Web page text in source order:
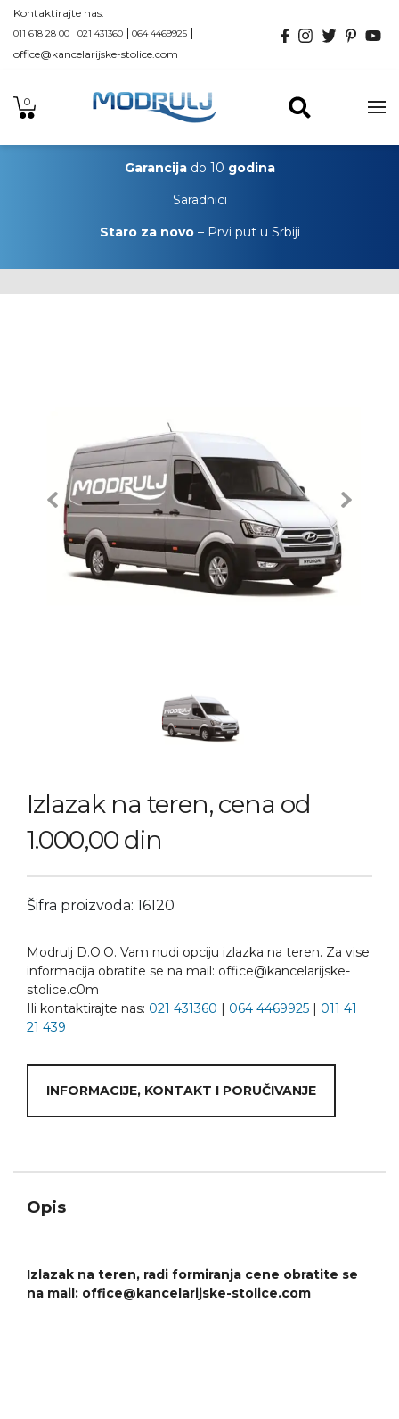
Kontaktirajte nas:
011 618 28 00 021 431360 064 4469925
office@kancelarijske-stolice.com
0
Garancijado 10 godina
Saradnici
Staro za novo– Prvi put u Srbiji
Previous Next
Izlazak na teren, cena od
1.000,00 din
Šifra proizvoda: 16120
Modrulj D.O.O. Vam nudi opciju izlazka na teren. Za vise
informacija obratite se na mail: office@kancelarijske-
stolice.c0m
Ili kontaktirajte nas: 021 431360 | 064 4469925 | 011 41
21 439
INFORMACIJE, KONTAKT I PORUČIVANJE
Opis
Izlazak na teren, radi formiranja cene obratite se
na mail: office@kancelarijske-stolice.com